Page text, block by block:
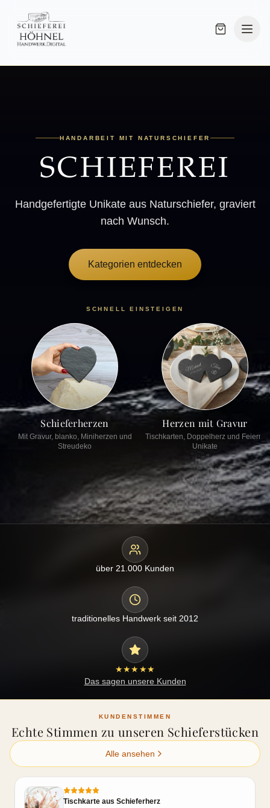
HANDARBEIT MIT NATURSCHIEFER
SCHIEFEREI
Handgefertigte Unikate aus Naturschiefer, graviert
nach Wunsch.
Kategorien entdecken
SCHNELL EINSTEIGEN
Schieferherzen
Mit Gravur, blanko, Miniherzen und
Streudeko
Herzen mit Gravur
Tischkarten, Doppelherz und Feiern-
Unikate
über 21.000 Kunden
traditionelles Handwerk seit 2012
★★★★★
Das sagen unsere Kunden
KUNDENSTIMMEN
Echte Stimmen zu unseren Schieferstücken
Alle ansehen
Tischkarte aus Schieferherz